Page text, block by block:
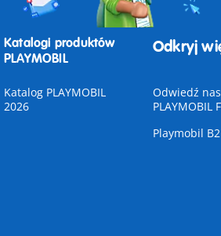
Katalogi produktów
PLAYMOBIL
Katalog PLAYMOBIL
2026
Odkryj
Odwiedź
PLAYMOBIL
Playmobil